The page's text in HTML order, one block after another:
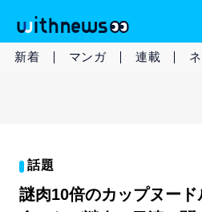
新着 マンガ 連載
話題
謎肉10倍のカップヌー